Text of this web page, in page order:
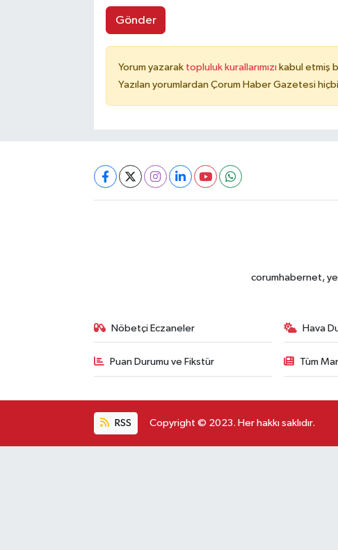
Gönder
Yorum yazarak topluluk kurallarımızı kabul etmiş
Yazılan yorumlardan Çorum Haber Gazetesi
corumhabernet,
Nöbetçi Eczaneler Hava
Puan Durumu ve Fikstür Tüm
RSS Copyright © 2023. Her hakkı saklıdır.